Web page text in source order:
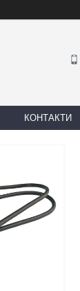
КОНТАКТИ